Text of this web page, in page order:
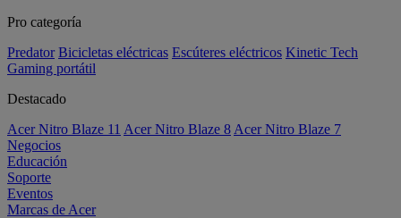
Pro categoría
Predator Bicicletas eléctricas Escúteres eléctricos Kinetic Tech
Gaming portátil
Destacado
Acer Nitro Blaze 11 Acer Nitro Blaze 8 Acer Nitro Blaze 7
Negocios
Educación
Soporte
Eventos
Marcas de Acer